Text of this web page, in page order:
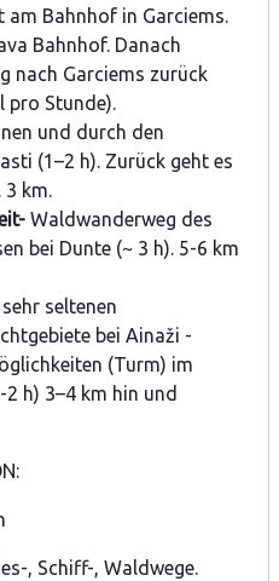
am Bahnhof in Garciems.
Bahnhof. Danach
nach Garciems zurück
pro Stunde).
und durch den
(1–2 h). Zurück geht es
3 km.
Waldwanderweg des
bei Dunte (~ 3 h). 5-6 km
seltenen
bei Ainaži -
(Turm) im
h) 3–4 km hin und
, Schiff-, Waldwege.